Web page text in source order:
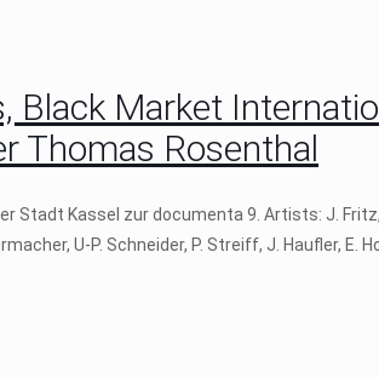
Black Market
Thomas Rosenthal
Stadt Kassel zur documenta 9. Artists: J. Fritz,
U-P. Schneider, P. Streiff, J. Haufler, E.